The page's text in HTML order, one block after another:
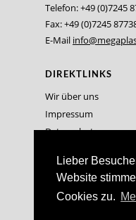
Lieber
Website
Cookies zu.
Telefon: +49 (0)7245
Fax: +49 (0)7245
E-Mail
DIREKTLINKS
Wir über uns
Impressum
Datenschutz
© 2026 Megaplast